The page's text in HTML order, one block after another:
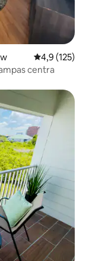
Vidējais
4,9 (125)
centra